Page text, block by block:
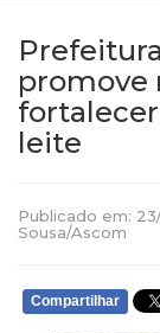
promove
leite
Publicado em:
Sousa/Ascom
Compartilhar